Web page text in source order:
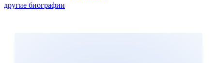
другие биографии